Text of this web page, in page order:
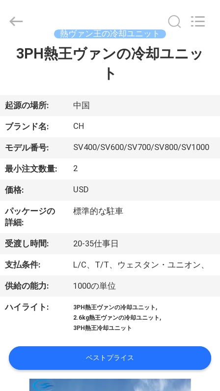
製
品
わ
た
た
ち
に
つ
工
場
2026
LIMITED.
熱ヴァン王の冷却ユニット
3PH熱王ヴァンの冷却ユニッ
ト
起源の場所: 中国
ブランド名: CH
モデル番号: SV400/SV600/SV700/SV800/SV1000
最小注文数量: 2
価格: USD
パッケージの
詳細:
標準的な駐車
受渡し時間: 20-35仕事日
支払条件: L/C、T/T、ウェスタン・ユニオン、
供給の能力: 1000の単位
ハイライト: 3PH熱王ヴァンの冷却ユニット ,
2.6kg熱王ヴァンの冷却ユニット ,
3PH熱王冷却ユニット
ベストプライス